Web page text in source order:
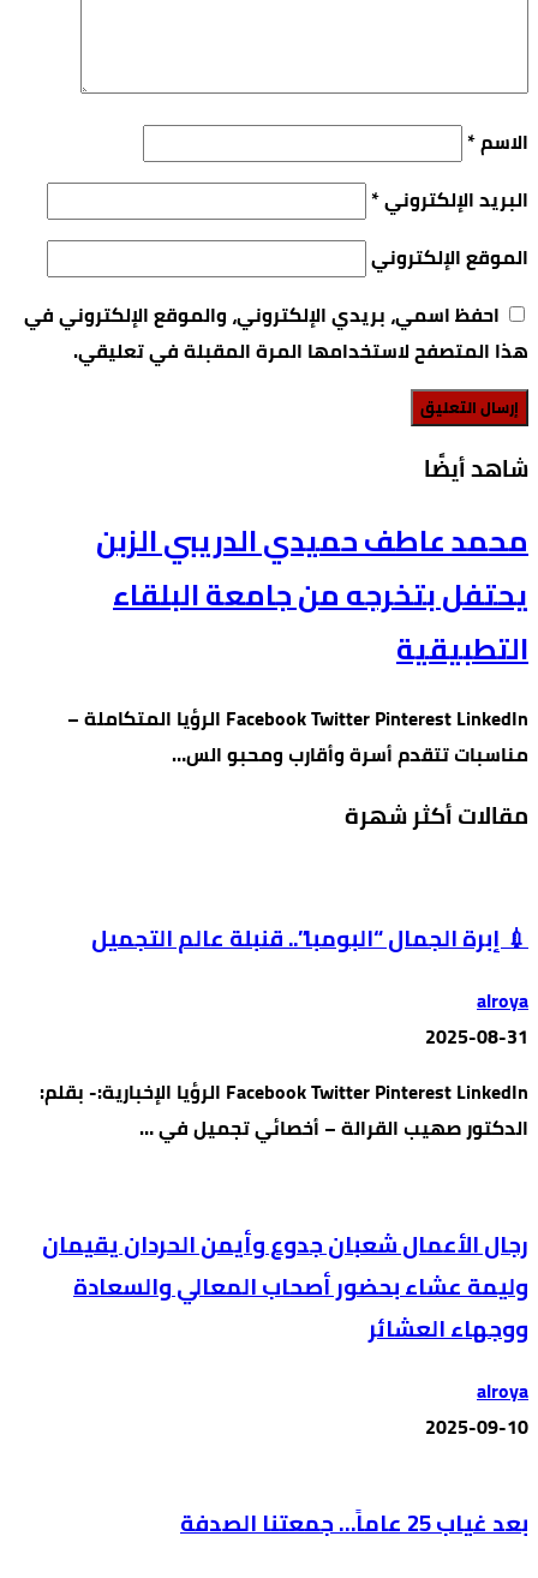
الاسم*
البريد الإلكتروني*
الموقع الإلكتروني
احفظ اسمي، بريدي الإلكتروني، والموقع الإلكتروني في
هذا المتصفح لاستخدامها المرة المقبلة في تعليقي.
‫شاهد أيضًا‬
محمد عاطف حميدي الدريبي الزبن
يحتفل بتخرجه من جامعة البلقاء
التطبيقية
Facebook Twitter Pinterest LinkedIn الرؤيا المتكاملة –
مناسبات تتقدم أسرة وأقارب ومحبو الس…
مقالات أكثر شهرة
💉 إبرة الجمال “البومبا”.. قنبلة عالم التجميل
alroya
2025-08-31
Facebook Twitter Pinterest LinkedIn الرؤيا الإخبارية:- بقلم:
الدكتور صهيب القرالة – أخصائي تجميل في …
رجال الأعمال شعبان جدوع وأيمن الحردان يقيمان
وليمة عشاء بحضور أصحاب المعالي والسعادة
ووجهاء العشائر
alroya
2025-09-10
بعد غياب 25 عاماً… جمعتنا الصدفة